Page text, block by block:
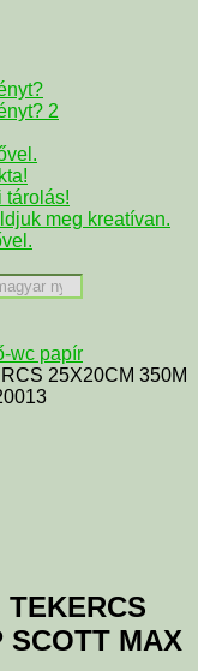
2
tárolás!
meg kreatívan.
wc papír
25X20CM 350M
SCOTT MAX